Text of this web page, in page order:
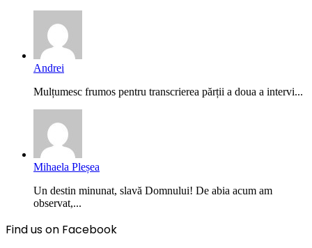
Andrei
Mulțumesc frumos pentru transcrierea părții a doua a intervi...
Mihaela Pleșea
Un destin minunat, slavă Domnului! De abia acum am
observat,...
Find us on Facebook